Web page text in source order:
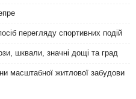
перегляду спортивних подій
шквали, значні дощі та град
масштабної житлової забудови